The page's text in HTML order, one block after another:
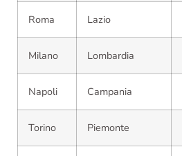
Roma Lazio
Milano Lombardia
Napoli Campania
Torino Piemonte